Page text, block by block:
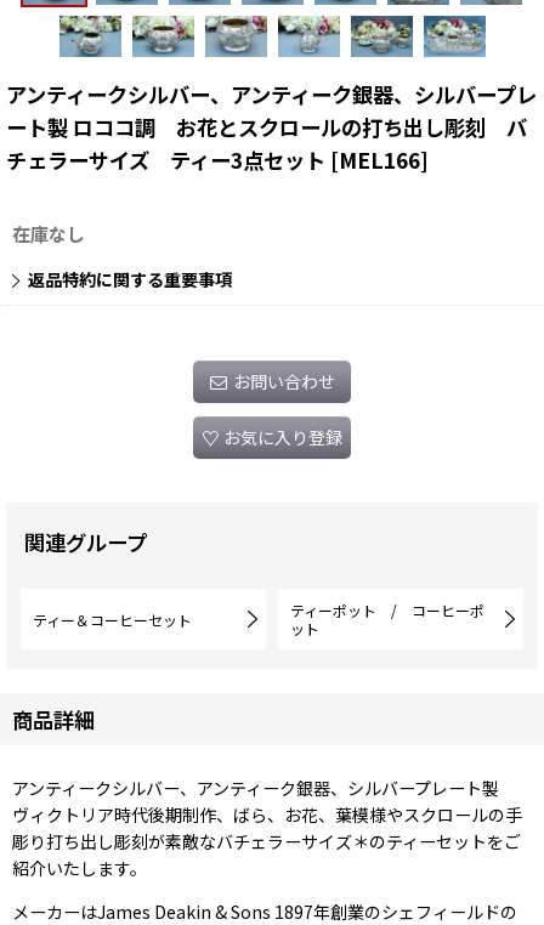
アンティークシルバー、アンティーク銀器、シルバープレ
ート製 ロココ調 お花とスクロールの打ち出し彫刻 バ
チェラーサイズ ティー3点セット [MEL166]
在庫なし
返品特約に関する重要事項
お問い合わせ
お気に入り登録
関連グループ
ティー＆コーヒーセット
ティーポット / コーヒーポ
ット
商品詳細
アンティークシルバー、アンティーク銀器、シルバープレート製
ヴィクトリア時代後期制作、ばら、お花、葉模様やスクロールの手
彫り打ち出し彫刻が素敵なバチェラーサイズ＊のティーセットをご
紹介いたします。
メーカーはJames Deakin & Sons 1897年創業のシェフィールドの